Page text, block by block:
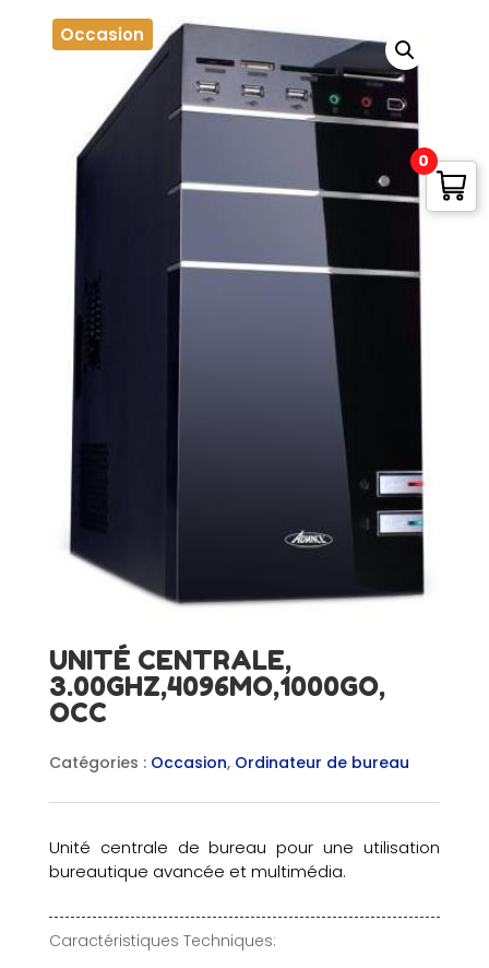
Occasion
UNITÉ CENTRALE,
3.00GHZ,4096MO,1000GO,
OCC
Catégories : Occasion, Ordinateur de bureau
Unité centrale de bureau pour une utilisation
bureautique avancée et multimédia.
Caractéristiques Techniques:
0